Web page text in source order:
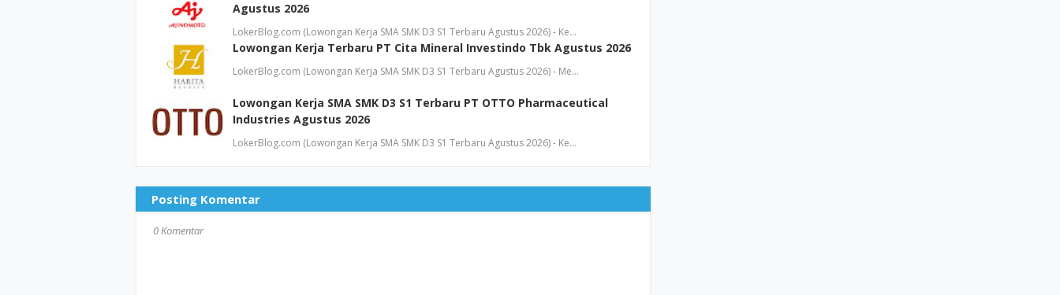
Agustus 2026
LokerBlog.com (Lowongan Kerja SMA SMK D3 S1 Terbaru Agustus 2026) - Ke…
Lowongan Kerja Terbaru PT Cita Mineral Investindo Tbk Agustus 2026
LokerBlog.com (Lowongan Kerja SMA SMK D3 S1 Terbaru Agustus 2026) - Me…
Lowongan Kerja SMA SMK D3 S1 Terbaru PT OTTO Pharmaceutical
Industries Agustus 2026
LokerBlog.com (Lowongan Kerja SMA SMK D3 S1 Terbaru Agustus 2026) - Ke…
Posting Komentar
0 Komentar